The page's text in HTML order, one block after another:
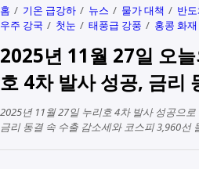
홈 기온 급강하 뉴스 물가 대책 반
우주 강국
첫눈 태풍급 강풍 홍콩 화재
2025년 11월 27일 오
호 4차 발사 성공, 금리
2025년 11월 27일 누리호 4차 발사 성공으
금리 동결 속 수출 감소세와 코스피 3,960선